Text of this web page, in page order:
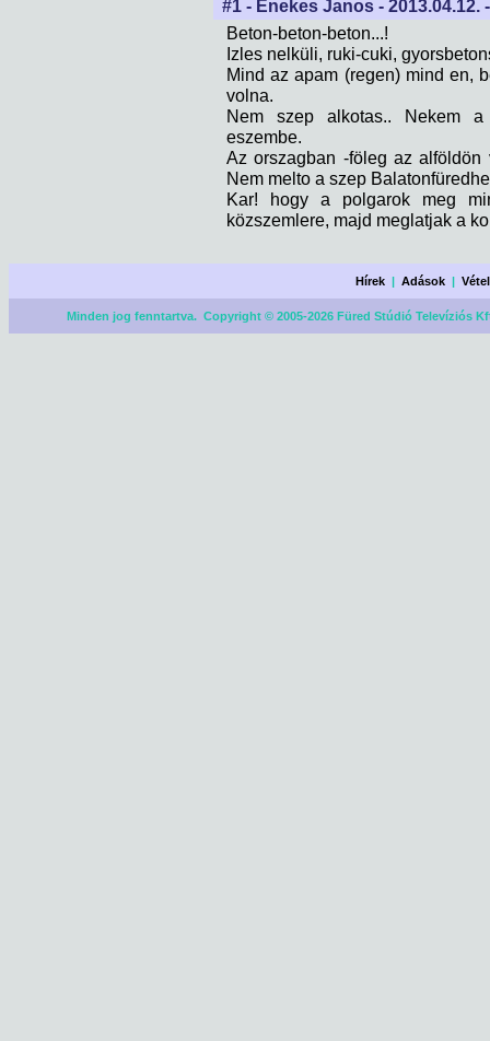
#1 - Enekes Janos - 2013.04.12.
Beton-beton-beton...!
Izles nelküli, ruki-cuki,
Mind az apam (regen) mind en,
volna.
Nem szep alkotas.. Nekem
eszembe.
Az orszagban -föleg az alföldön
Nem melto a szep
Kar! hogy a polgarok meg
közszemlere, majd meglatjak a
Hírek |Adások |
Minden jog fenntartva. Copyright © 2005-2026 Füred Stúdió Televíziós